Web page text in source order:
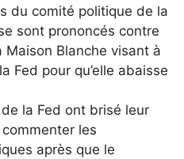
du comité politique de la
sont prononcés contre
Maison Blanche visant à
Fed pour qu’elle abaisse
la Fed ont brisé leur
les
après que le